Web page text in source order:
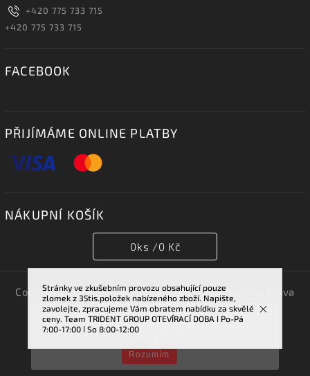
Vstupem na tuto stránku souhlasíte se sběrem cookies.
Více informací najdete v článkupodmínky ochrany
osobních údajů
Rozumím
Stránky ve zkušebním provozu obsahující pouze
zlomek z 35tis.položek nabízeného zboží. Napište,
zavolejte, zpracujeme Vám obratem nabídku za skvělé
ceny. Team TRIDENT GROUP OTEVÍRACÍ DOBA ǀ Po-Pá
7:00-17:00 ǀ So 8:00-12:00
+420 775 733 715
+420 775 733 715
FACEBOOK
PŘIJÍMÁME ONLINE PLATBY
NÁKUPNÍ KOŠÍK
0ks /0 Kč
Copyright 2026TRIDENT GROUP 007 s.r.o.. Všechna práva
vyhrazena.
VytvořilShoptet| DesignShoptak.cz.